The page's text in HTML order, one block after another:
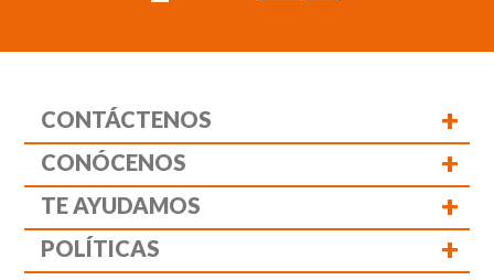
CONTÁCTENOS +
CONÓCENOS +
TE AYUDAMOS +
POLÍTICAS +